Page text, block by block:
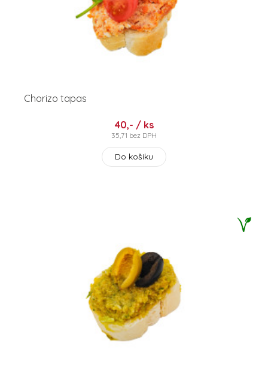
Chorizo tapas
40,- / ks
35,71 bez DPH
Do košíku